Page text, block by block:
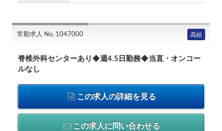
常勤求人 No. 1047000 高給
脊椎外科センターあり◆週4.5日勤務◆当直・オンコー
ルなし
この求人の詳細を見る
この求人に問い合わせる